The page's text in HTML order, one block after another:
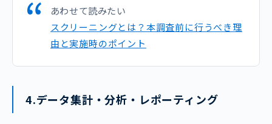
あわせて読みたい
スクリーニングとは？本調査前に行うべき理
由と実施時のポイント
4.データ集計・分析・レポーティング